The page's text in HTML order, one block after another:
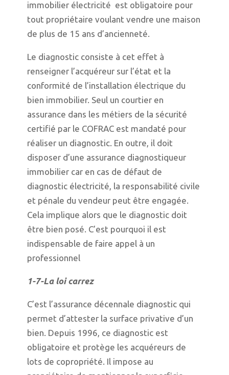
immobilier électricité est obligatoire pour
tout propriétaire voulant vendre une maison
de plus de 15 ans d’ancienneté.
Le diagnostic consiste à cet effet à
renseigner l’acquéreur sur l’état et la
conformité de l’installation électrique du
bien immobilier. Seul un courtier en
assurance dans les métiers de la sécurité
certifié par le COFRAC est mandaté pour
réaliser un diagnostic. En outre, il doit
disposer d’une assurance diagnostiqueur
immobilier car en cas de défaut de
diagnostic électricité, la responsabilité civile
et pénale du vendeur peut être engagée.
Cela implique alors que le diagnostic doit
être bien posé. C’est pourquoi il est
indispensable de faire appel à un
professionnel
1-7-La loi carrez
C’est l’assurance décennale diagnostic qui
permet d’attester la surface privative d’un
bien. Depuis 1996, ce diagnostic est
obligatoire et protège les acquéreurs de
lots de copropriété. Il impose au